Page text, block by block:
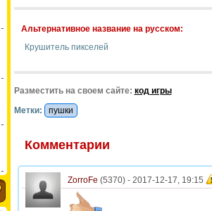
Альтернативное название на русском:
Крушитель пикселей
Разместить на своем сайте: код игры
Метки:
пушки
Комментарии
ZorroFe (5370) - 2017-12-17, 19:15